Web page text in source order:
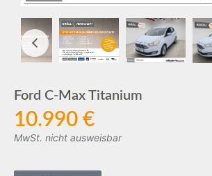
Ford C-Max Titanium
10.990 €
MwSt. nicht ausweisbar